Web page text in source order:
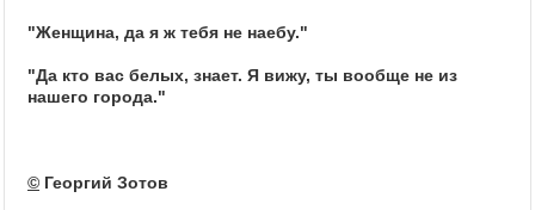
"Женщина, да я ж тебя не наебу."
"Да кто вас белых, знает. Я вижу, ты вообще не из
нашего города."
© Георгий Зотов